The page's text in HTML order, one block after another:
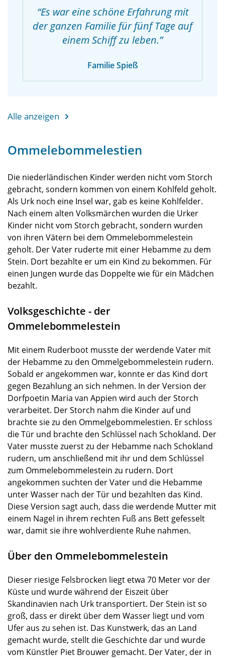
Es war eine schöne Erfahrung mit
der ganzen Familie für fünf Tage auf
einem Schiff zu leben.
Familie Spieß
Alle anzeigen
Ommelebommelestien
Die niederländischen Kinder werden nicht vom Storch
gebracht, sondern kommen von einem Kohlfeld geholt.
Als Urk noch eine Insel war, gab es keine Kohlfelder.
Nach einem alten Volksmärchen wurden die Urker
Kinder nicht vom Storch gebracht, sondern wurden
von ihren Vätern bei dem Ommelebommelestein
geholt. Der Vater ruderte mit einer Hebamme zu dem
Stein. Dort bezahlte er um ein Kind zu bekommen. Für
einen Jungen wurde das Doppelte wie für ein Mädchen
bezahlt.
Volksgeschichte - der
Ommelebommelestein
Mit einem Ruderboot musste der werdende Vater mit
der Hebamme zu den Ommelgebommelestein rudern.
Sobald er angekommen war, konnte er das Kind dort
gegen Bezahlung an sich nehmen. In der Version der
Dorfpoetin Maria van Appien wird auch der Storch
verarbeitet. Der Storch nahm die Kinder auf und
brachte sie zu den Ommelgebommelestien. Er schloss
die Tür und brachte den Schlüssel nach Schokland. Der
Vater musste zuerst zu der Hebamme nach Schokland
rudern, um anschließend mit ihr und dem Schlüssel
zum Ommelebommelestein zu rudern. Dort
angekommen suchten der Vater und die Hebamme
unter Wasser nach der Tür und bezahlten das Kind.
Diese Version sagt auch, dass die werdende Mutter mit
einem Nagel in ihrem rechten Fuß ans Bett gefesselt
war, damit sie ihre wohlverdiente Ruhe nahmen.
Über den Ommelebommelestein
Dieser riesige Felsbrocken liegt etwa 70 Meter vor der
Küste und wurde während der Eiszeit über
Skandinavien nach Urk transportiert. Der Stein ist so
groß, dass er direkt über dem Wasser liegt und vom
Ufer aus zu sehen ist. Das Kunstwerk, das an Land
gemacht wurde, stellt die Geschichte dar und wurde
vom Künstler Piet Brouwer gemacht. Der Vater, der in